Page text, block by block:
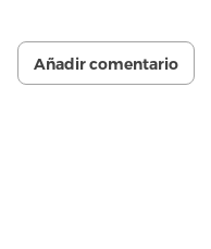
Añadir comentario